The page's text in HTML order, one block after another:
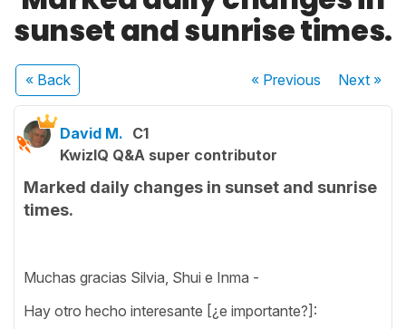
sunset and sunrise times.
« Back « Previous Next»
David M. C1
KwizIQ Q&A super contributor
Marked daily changes in sunset and sunrise
times.
Muchas gracias Silvia, Shui e Inma -
Hay otro hecho interesante [¿e importante?]: